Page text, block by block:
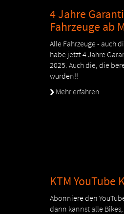
4 Jahre
Fahrzeuge ab
Alle Fahrzeuge - auch
habe jetzt 4 Jahre
2025. Auch die, die
wurden!!
Mehr erfahren
KTM YouTube
Abonniere den
dann kannst alle